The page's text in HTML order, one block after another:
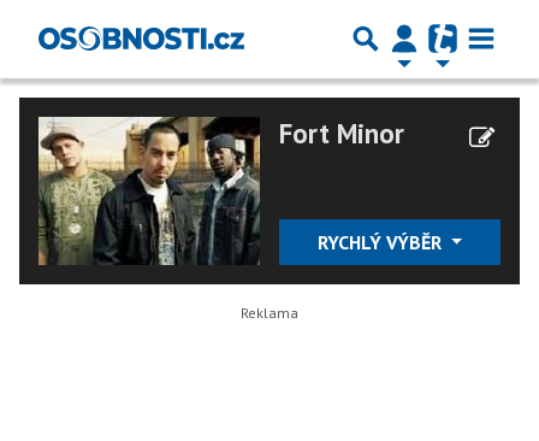
Fort Minor
RYCHLÝ VÝBĚR